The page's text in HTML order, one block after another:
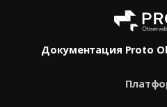
Документация Proto